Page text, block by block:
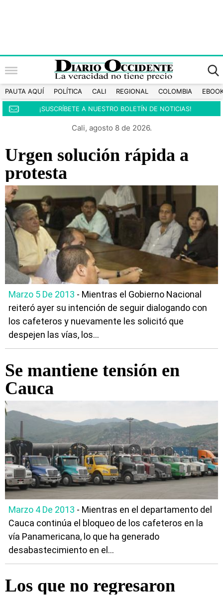
PAUTA AQUÍ POLÍTICA CALI REGIONAL COLOMBIA
¡SUSCRÍBETE A NUESTRO BOLETÍN DE NOTICIAS!
Cali, agosto 8 de 2026.
Urgen solución rápida a
protesta
Marzo 5 De 2013 - Mientras el Gobierno Nacional
reiteró ayer su intención de seguir dialogando con
los cafeteros y nuevamente les solicitó que
despejen las vías, los...
Se mantiene tensión en
Cauca
Marzo 4 De 2013 - Mientras en el departamento del
Cauca continúa el bloqueo de los cafeteros en la
vía Panamericana, lo que ha generado
desabastecimiento en el...
Los que no regresaron